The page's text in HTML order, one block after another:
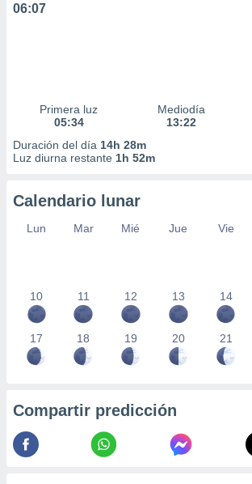
06:07
Primera luz
05:34
Mediodía
13:22
Duración del día 14h 28m
Luz diurna restante 1h 52m
Calendario lunar
Lun Mar Mié Jue Vie
10 11 12 13 14
17 18 19 20 21
Compartir predicción